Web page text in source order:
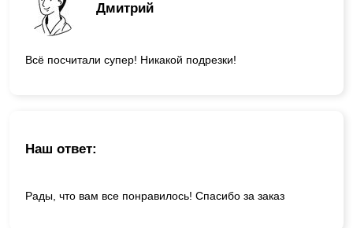
Дмитрий
Всё посчитали супер! Никакой подрезки!
Наш ответ:
Рады, что вам все понравилось! Спасибо за заказ